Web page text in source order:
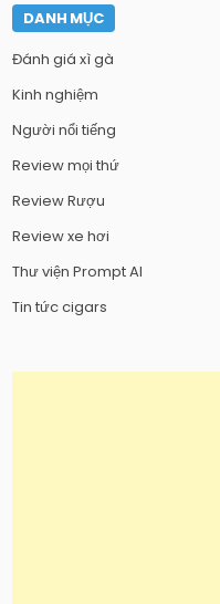
DANH MỤC
Đánh giá xì gà
Kinh nghiệm
Người nổi tiếng
Review mọi thứ
Review Rượu
Review xe hơi
Thư viện Prompt AI
Tin tức cigars